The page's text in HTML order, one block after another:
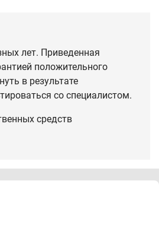
лет. Приведенная
положительного
в результате
со специалистом.
средств